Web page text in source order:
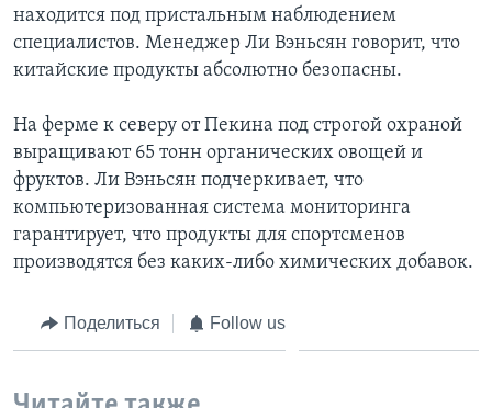
находится под пристальным наблюдением
специалистов. Менеджер Ли Вэньсян говорит, что
китайские продукты абсолютно безопасны.
На ферме к северу от Пекина под строгой охраной
выращивают 65 тонн органических овощей и
фруктов. Ли Вэньсян подчеркивает, что
компьютеризованная система мониторинга
гарантирует, что продукты для спортсменов
производятся без каких-либо химических добавок.
Поделиться Follow us